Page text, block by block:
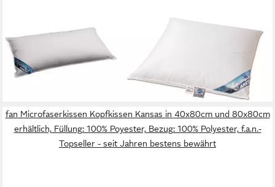
Daunenkissen Daunenkissen Daunenkissen Daunen weich
Kuschelkomfort, Füllung: Daune, weiches Kissen, Flachkissen
ab 59,90 € UVP99,00 €
-39%
fan Microfaserkissen Kopfkissen Kansas in 40x80cm und 80x80cm
erhältlich, Füllung: 100% Poyester, Bezug: 100% Polyester, f.a.n.-
Topseller - seit Jahren bestens bewährt